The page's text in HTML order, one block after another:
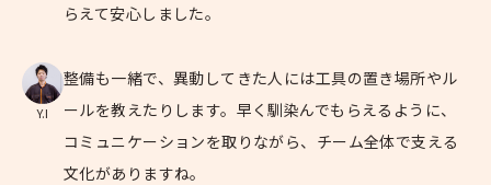
らえて安心しました。
Y.I
整備も一緒で、異動してきた人には工具の置き場所やル
ールを教えたりします。早く馴染んでもらえるように、
コミュニケーションを取りながら、チーム全体で支える
文化がありますね。